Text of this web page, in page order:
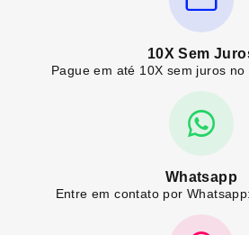
10X Sem
Pague em até 10X sem juros
Whatsapp
Entre em contato por